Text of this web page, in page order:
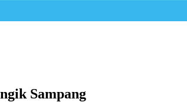
Sampang